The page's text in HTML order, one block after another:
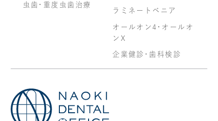
虫歯・重度虫歯治療
ラミネートベニア
オールオン4・オールオ
ンX
企業健診・歯科検診